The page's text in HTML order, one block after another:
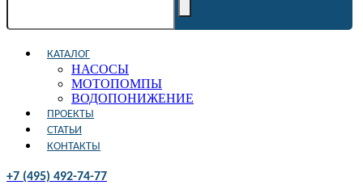
КАТАЛОГ
НАСОСЫ
МОТОПОМПЫ
ВОДОПОНИЖЕНИЕ
ПРОЕКТЫ
СТАТЬИ
КОНТАКТЫ
+7 (495) 492-74-77